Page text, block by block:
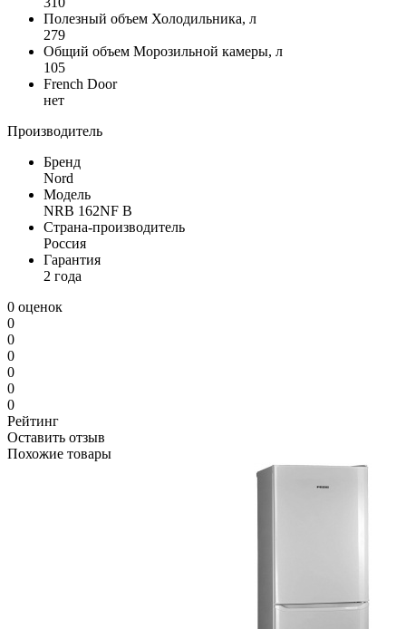
Полезный объем Холодильника, л
279
Общий объем Морозильной камеры, л
105
French Door
нет
Производитель
Бренд
Nord
Модель
NRB 162NF B
Страна-производитель
Россия
Гарантия
2 года
0 оценок
0
0
0
0
0
0
Рейтинг
Оставить отзыв
Похожие товары